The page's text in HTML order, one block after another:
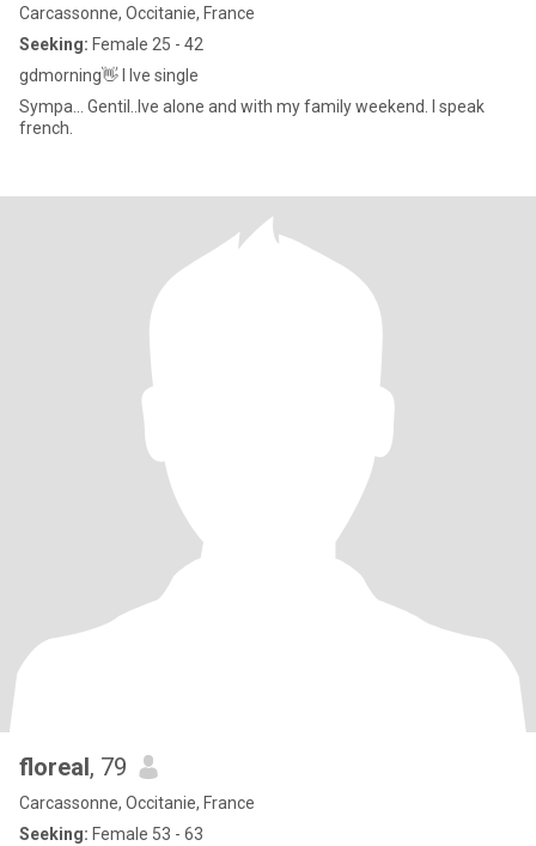
Carcassonne, Occitanie, France
Seeking: Female 25 - 42
gdmorning👋 I lve single
Sympa... Gentil..lve alone and with my family weekend. I speak
french.
floreal, 79
Carcassonne, Occitanie, France
Seeking: Female 53 - 63